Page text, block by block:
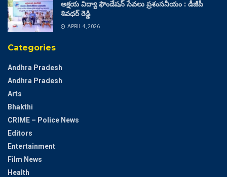
అక్షయ విద్యా ఫౌండేషన్ సేవలు ప్రశంసనీయం : డీజీపీ
శివధర్ రెడ్డి
APRIL 4, 2026
Categories
Andhra Pradesh
Andhra Pradesh
Arts
Bhakthi
CRIME – Police News
Editors
Entertainment
Film News
Health